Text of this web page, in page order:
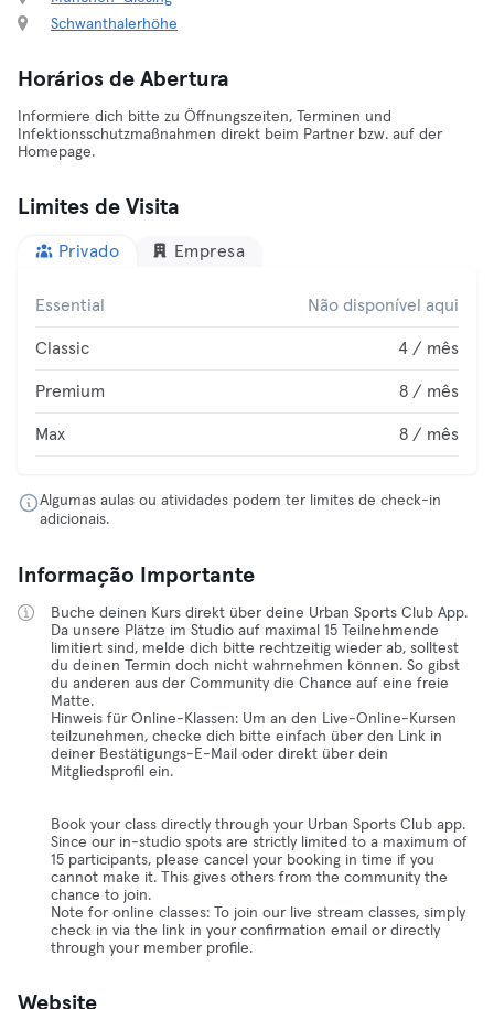
Schwanthalerhöhe
Horários de Abertura
Informiere dich bitte zu Öffnungszeiten, Terminen und
Infektionsschutzmaßnahmen direkt beim Partner bzw. auf der
Homepage.
Limites de Visita
Privado Empresa
Essential Não disponível aqui
Classic 4 / mês
Premium 8 / mês
Max 8 / mês
Algumas aulas ou atividades podem ter limites de check-in
adicionais.
Informação Importante
Buche deinen Kurs direkt über deine Urban Sports Club App.
Da unsere Plätze im Studio auf maximal 15 Teilnehmende
limitiert sind, melde dich bitte rechtzeitig wieder ab, solltest
du deinen Termin doch nicht wahrnehmen können. So gibst
du anderen aus der Community die Chance auf eine freie
Matte.
Hinweis für Online-Klassen: Um an den Live-Online-Kursen
teilzunehmen, checke dich bitte einfach über den Link in
deiner Bestätigungs-E-Mail oder direkt über dein
Mitgliedsprofil ein.
Book your class directly through your Urban Sports Club app.
Since our in-studio spots are strictly limited to a maximum of
15 participants, please cancel your booking in time if you
cannot make it. This gives others from the community the
chance to join.
Note for online classes: To join our live stream classes, simply
check in via the link in your confirmation email or directly
through your member profile.
Website